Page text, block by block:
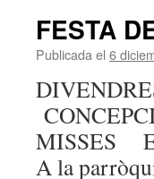
FESTA
Publicada el 6
MISSES
A la